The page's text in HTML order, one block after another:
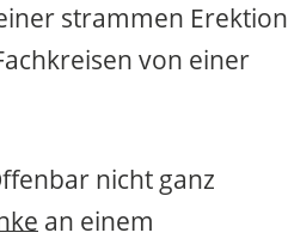
strammen Erektion
von einer
nicht ganz
an einem